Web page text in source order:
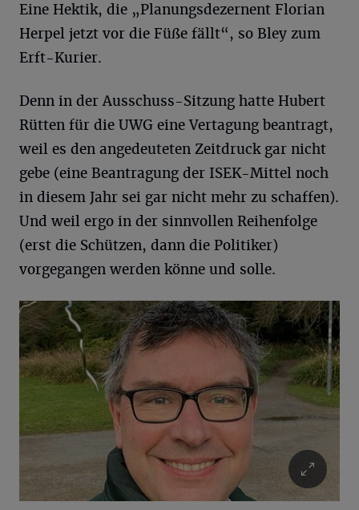
Eine Hektik, die „Planungsdezernent Florian
Herpel jetzt vor die Füße fällt“, so Bley zum
Erft-Kurier.
Denn in der Ausschuss-Sitzung hatte Hubert
Rütten für die UWG eine Vertagung beantragt,
weil es den angedeuteten Zeitdruck gar nicht
gebe (eine Beantragung der ISEK-Mittel noch
in diesem Jahr sei gar nicht mehr zu schaffen).
Und weil ergo in der sinnvollen Reihenfolge
(erst die Schützen, dann die Politiker)
vorgegangen werden könne und solle.